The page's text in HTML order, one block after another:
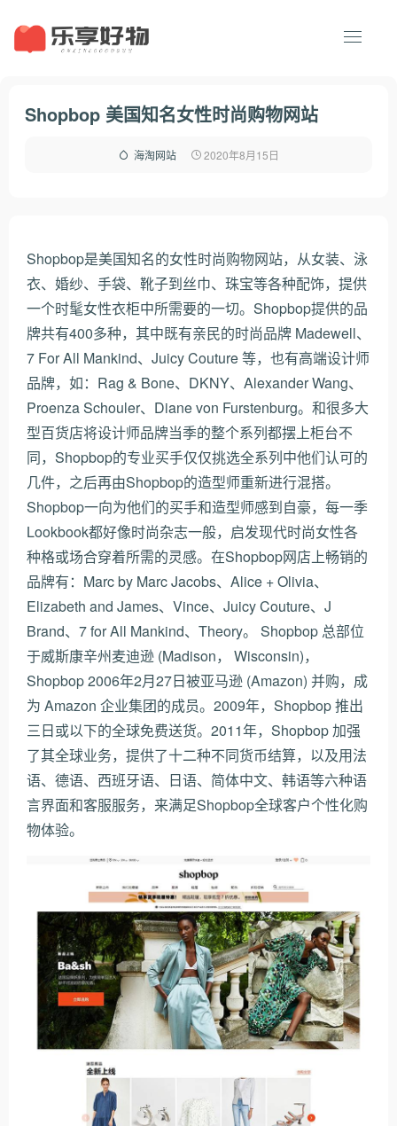
Shopbop 美国知名女性时尚购物网站
海淘网站 2020年8月15日
Shopbop是美国知名的女性时尚购物网站，从女装、泳
衣、婚纱、手袋、靴子到丝巾、珠宝等各种配饰，提供
一个时髦女性衣柜中所需要的一切。Shopbop提供的品
牌共有400多种，其中既有亲民的时尚品牌 Madewell、
7 For All Mankind、Juicy Couture 等，也有高端设计师
品牌，如：Rag & Bone、DKNY、Alexander Wang、
Proenza Schouler、Diane von Furstenburg。和很多大
型百货店将设计师品牌当季的整个系列都摆上柜台不
同，Shopbop的专业买手仅仅挑选全系列中他们认可的
几件，之后再由Shopbop的造型师重新进行混搭。
Shopbop一向为他们的买手和造型师感到自豪，每一季
Lookbook都好像时尚杂志一般，启发现代时尚女性各
种格或场合穿着所需的灵感。在Shopbop网店上畅销的
品牌有：Marc by Marc Jacobs、Alice + Olivia、
Elizabeth and James、Vince、Juicy Couture、J
Brand、7 for All Mankind、Theory。 Shopbop 总部位
于威斯康辛州麦迪逊 (Madison， Wisconsin)，
Shopbop 2006年2月27日被亚马逊 (Amazon) 并购，成
为 Amazon 企业集团的成员。2009年，Shopbop 推出
三日或以下的全球免费送货。2011年，Shopbop 加强
了其全球业务，提供了十二种不同货币结算，以及用法
语、德语、西班牙语、日语、简体中文、韩语等六种语
言界面和客服服务，来满足Shopbop全球客户个性化购
物体验。